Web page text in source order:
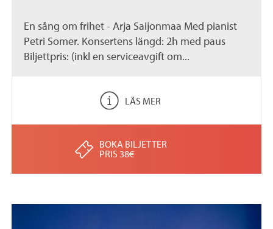
En sång om frihet - Arja Saijonmaa Med pianist
Petri Somer. Konsertens längd: 2h med paus
Biljettpris: (inkl en serviceavgift om...
LÄS MER
BOKA BILJETTER
PRIS 38€